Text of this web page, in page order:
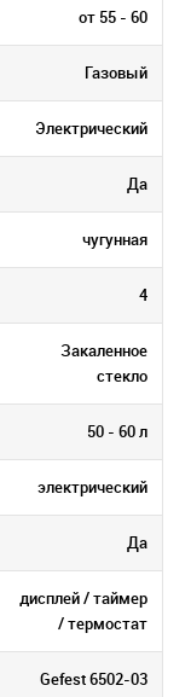
от 55 - 60
Газовый
Электрический
Да
чугунная
4
Закаленное
стекло
50 - 60 л
электрический
Да
дисплей / таймер
/ термостат
Gefest 6502-03